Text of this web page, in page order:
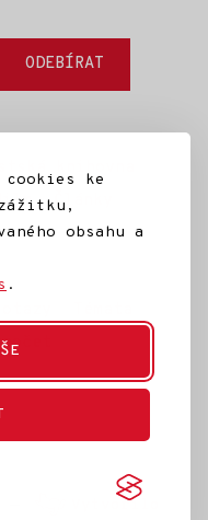
cookies ke
obsahu a
.
ODEBÍRAT
knihovna
Články
Vytvořilo